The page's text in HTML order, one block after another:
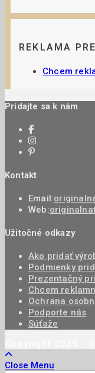
REKLAMA
Chcem
Pridajte sa k nám
Kontakt
Email:
Web:
Užitočné odkazy
Ako pridať
Podmienky
Prezentačný
Chcem
Ochrana
Podporte nás
Súťaže
Close Menu